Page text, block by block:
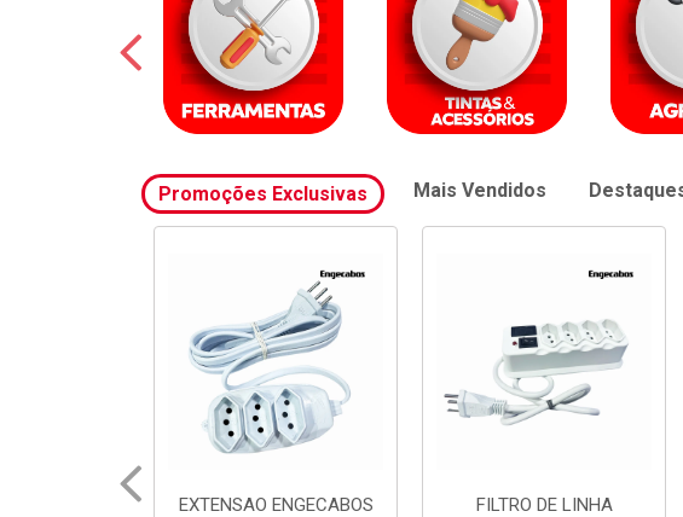
Promoções Exclusivas Mais Vendidos
FILTRO DE LINHA
FILTRO DE LINHA